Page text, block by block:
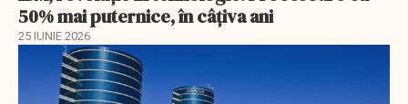
50% mai puternice, în câţiva ani
25 IUNIE 2026